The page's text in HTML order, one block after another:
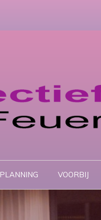
PLANNING VOORBIJ